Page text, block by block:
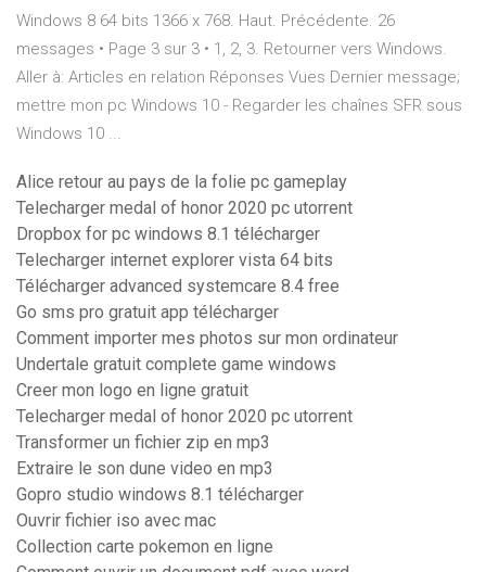
Windows 8 64 bits 1366 x 768. Haut. Précédente. 26
messages • Page 3 sur 3 • 1, 2, 3. Retourner vers Windows.
Aller à: Articles en relation Réponses Vues Dernier message;
mettre mon pc Windows 10 - Regarder les chaînes SFR sous
Windows 10 ...
Alice retour au pays de la folie pc gameplay
Telecharger medal of honor 2020 pc utorrent
Dropbox for pc windows 8.1 télécharger
Telecharger internet explorer vista 64 bits
Télécharger advanced systemcare 8.4 free
Go sms pro gratuit app télécharger
Comment importer mes photos sur mon ordinateur
Undertale gratuit complete game windows
Creer mon logo en ligne gratuit
Telecharger medal of honor 2020 pc utorrent
Transformer un fichier zip en mp3
Extraire le son dune video en mp3
Gopro studio windows 8.1 télécharger
Ouvrir fichier iso avec mac
Collection carte pokemon en ligne